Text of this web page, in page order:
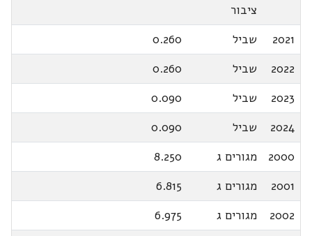
ציבור
2021 שביל
0.260
2022
שביל
0.260
2023
שביל
0.090
2024
שביל
0.090
2000
מגורים ג
8.250
2001
מגורים ג
6.815
2002
מגורים ג
6.975